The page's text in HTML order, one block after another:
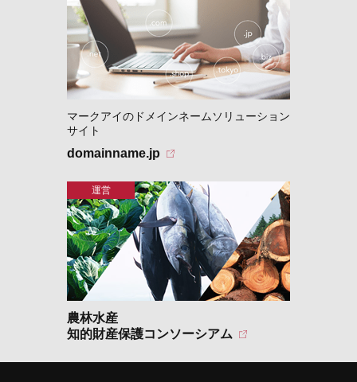
マークアイのドメインネームソリューション
サイト
domainname.jp
農林水産
知的財産保護コンソーシアム